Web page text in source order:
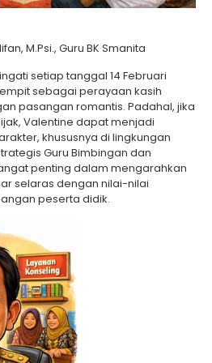
M.Psi., Guru BK Smanita
setiap tanggal 14 Februari
sebagai perayaan kasih
pasangan romantis. Padahal, jika
Valentine dapat menjadi
khususnya di lingkungan
Guru Bimbingan dan
penting dalam mengarahkan
selaras dengan nilai-nilai
peserta didik.